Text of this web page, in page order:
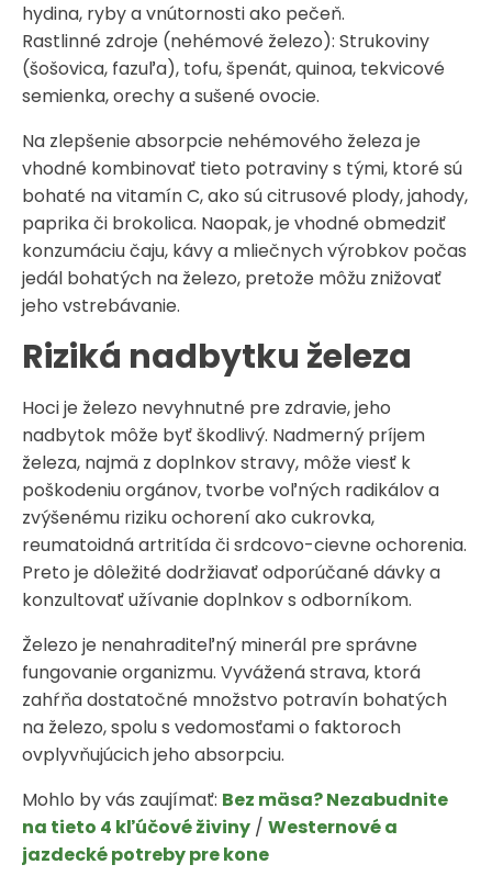
hydina, ryby a vnútornosti ako pečeň.​
Rastlinné zdroje (nehémové železo): Strukoviny
(šošovica, fazuľa), tofu, špenát, quinoa, tekvicové
semienka, orechy a sušené ovocie.​
Na zlepšenie absorpcie nehémového železa je
vhodné kombinovať tieto potraviny s tými, ktoré sú
bohaté na vitamín C, ako sú citrusové plody, jahody,
paprika či brokolica. Naopak, je vhodné obmedziť
konzumáciu čaju, kávy a mliečnych výrobkov počas
jedál bohatých na železo, pretože môžu znižovať
jeho vstrebávanie.
Riziká nadbytku železa
Hoci je železo nevyhnutné pre zdravie, jeho
nadbytok môže byť škodlivý. Nadmerný príjem
železa, najmä z doplnkov stravy, môže viesť k
poškodeniu orgánov, tvorbe voľných radikálov a
zvýšenému riziku ochorení ako cukrovka,
reumatoidná artritída či srdcovo-cievne ochorenia.
Preto je dôležité dodržiavať odporúčané dávky a
konzultovať užívanie doplnkov s odborníkom.
Železo je nenahraditeľný minerál pre správne
fungovanie organizmu. Vyvážená strava, ktorá
zahŕňa dostatočné množstvo potravín bohatých
na železo, spolu s vedomosťami o faktoroch
ovplyvňujúcich jeho absorpciu.
Mohlo by vás zaujímať: Bez mäsa? Nezabudnite
na tieto 4 kľúčové živiny / Westernové a
jazdecké potreby pre kone